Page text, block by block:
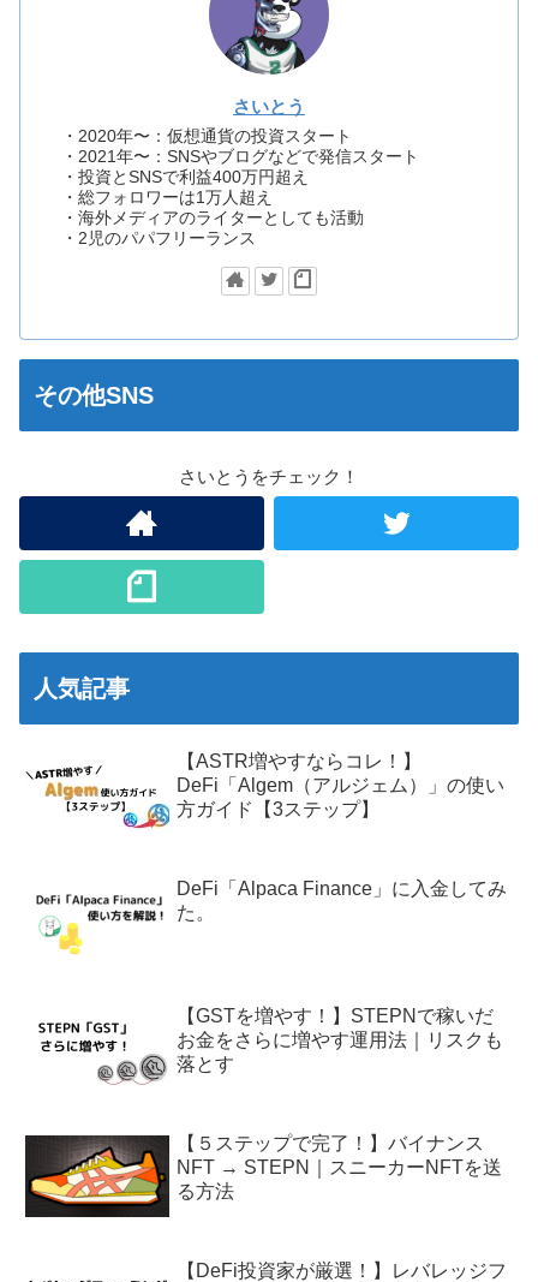
さいとう
・2020年〜：仮想通貨の投資スタート
・2021年〜：SNSやブログなどで発信スタート
・投資とSNSで利益400万円超え
・総フォロワーは1万人超え
・海外メディアのライターとしても活動
・2児のパパフリーランス
その他SNS
さいとうをチェック！
人気記事
【ASTR増やすならコレ！】
DeFi「Algem（アルジェム）」の使い
方ガイド【3ステップ】
DeFi「Alpaca Finance」に入金してみ
た。
【GSTを増やす！】STEPNで稼いだ
お金をさらに増やす運用法｜リスクも
落とす
【５ステップで完了！】バイナンス
NFT → STEPN｜スニーカーNFTを送
る方法
【DeFi投資家が厳選！】レバレッジフ